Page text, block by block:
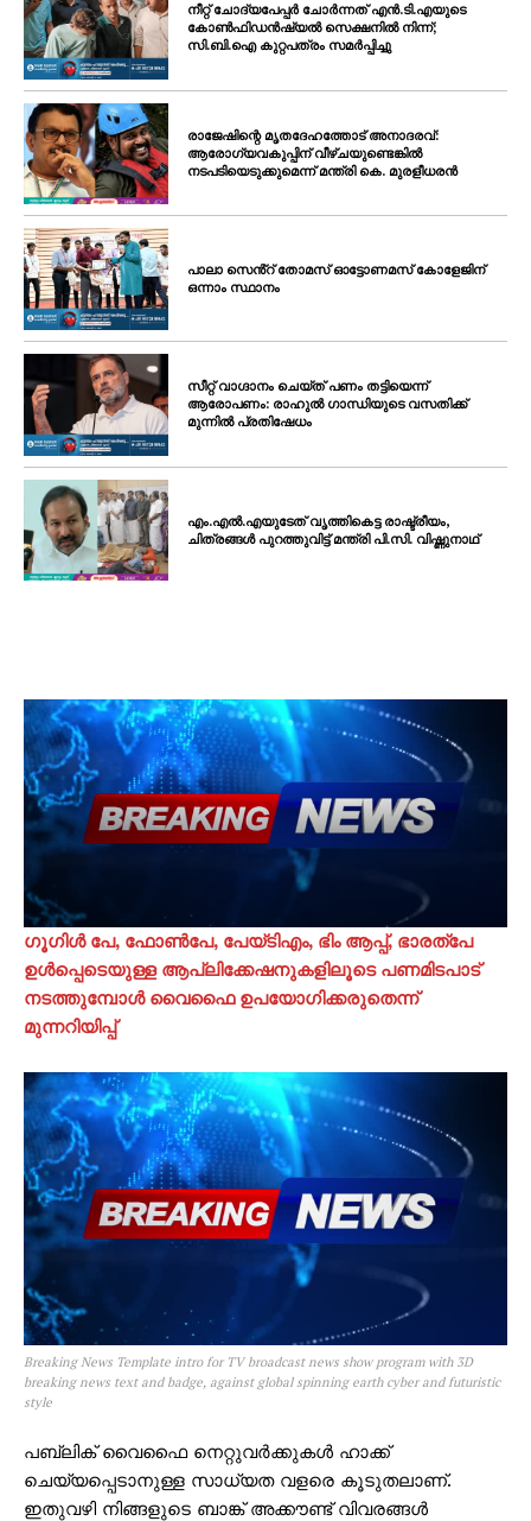
നീറ്റ് ചോദ്യപേപ്പർ ചോർന്നത് എൻ.ടി.എയുടെ
കോൺഫിഡൻഷ്യൽ സെക്ഷനിൽ നിന്ന്;
സി.ബി.ഐ കുറ്റപത്രം സമർപ്പിച്ചു
രാജേഷിന്റെ മൃതദേഹത്തോട് അനാദരവ്:
ആരോഗ്യവകുപ്പിന് വീഴ്ചയുണ്ടെങ്കിൽ
നടപടിയെടുക്കുമെന്ന് മന്ത്രി കെ. മുരളീധരൻ
പാലാ സെൻ്റ് തോമസ് ഓട്ടോണമസ് കോളേജിന്
ഒന്നാം സ്ഥാനം
സീറ്റ് വാഗ്ദാനം ചെയ്ത് പണം തട്ടിയെന്ന്
ആരോപണം: രാഹുൽ ഗാന്ധിയുടെ വസതിക്ക്
മുന്നിൽ പ്രതിഷേധം
എം.എൽ.എയുടേത് വൃത്തികെട്ട രാഷ്ട്രീയം,
ചിത്രങ്ങൾ പുറത്തുവിട്ട് മന്ത്രി പി.സി. വിഷ്ണുനാഥ്
ഗൂഗിൾ പേ, ഫോൺപേ, പേയ്‌ടിഎം, ഭിം ആപ്പ്, ഭാരത്പേ
ഉൾപ്പെടെയുള്ള ആപ്ലിക്കേഷനുകളിലൂടെ പണമിടപാട്
നടത്തുമ്പോൾ വൈഫൈ ഉപയോഗിക്കരുതെന്ന്
മുന്നറിയിപ്പ്
Breaking News Template intro for TV broadcast news show program with 3D
breaking news text and badge, against global spinning earth cyber and futuristic
style
പബ്ലിക് വൈഫൈ നെറ്റുവർക്കുകൾ ഹാക്ക്
ചെയ്യപ്പെടാനുള്ള സാധ്യത വളരെ കൂടുതലാണ്.
ഇതുവഴി നിങ്ങളുടെ ബാങ്ക് അക്കൗണ്ട് വിവരങ്ങൾ